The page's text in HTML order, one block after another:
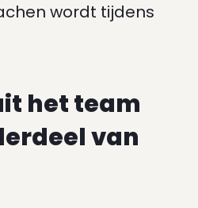
wordt tijdens
het team
van